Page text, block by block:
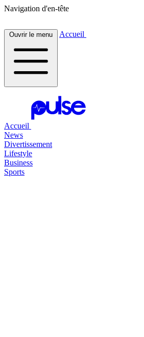
Navigation d'en-tête
Ouvrir le menu Accueil
Accueil
News
Divertissement
Lifestyle
Business
Sports